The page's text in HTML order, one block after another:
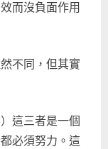
而沒負面作用
不同，但其實
這三者是一個
必須努力。這